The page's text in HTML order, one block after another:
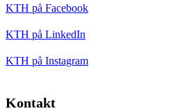
KTH på Facebook
KTH på LinkedIn
KTH på Instagram
Kontakt